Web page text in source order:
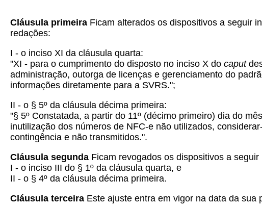
Cláusula primeira Ficam alterados os dispositivos a seguir
redações:
I - o inciso XI da cláusula quarta:
"XI - para o cumprimento do disposto no inciso X do caput
administração, outorga de licenças e gerenciamento do
informações diretamente para a SVRS.";
II - o § 5º da cláusula décima primeira:
"§ 5º Constatada, a partir do 11º (décimo primeiro) dia do
inutilização dos números de NFC-e não utilizados,
contingência e não transmitidos.".
Cláusula segunda Ficam revogados os dispositivos a seguir
I - o inciso III do § 1º da cláusula quarta, e
II - o § 4º da cláusula décima primeira.
Cláusula terceira Este ajuste entra em vigor na data da sua